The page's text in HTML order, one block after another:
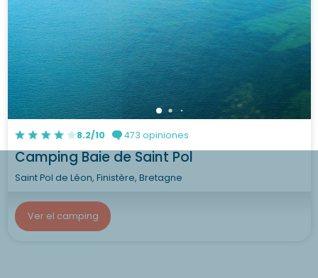
8.2/10 473 opiniones
Camping Baie de Saint Pol
Saint Pol de Léon, Finistère, Bretagne
Ver el camping